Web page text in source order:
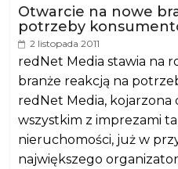
Otwarcie na nowe
potrzeby
2 listopada 2011
redNet Media stawia na
branże reakcją na
redNet Media, kojarzona
wszystkim z imprezami
nieruchomości, już w
największego